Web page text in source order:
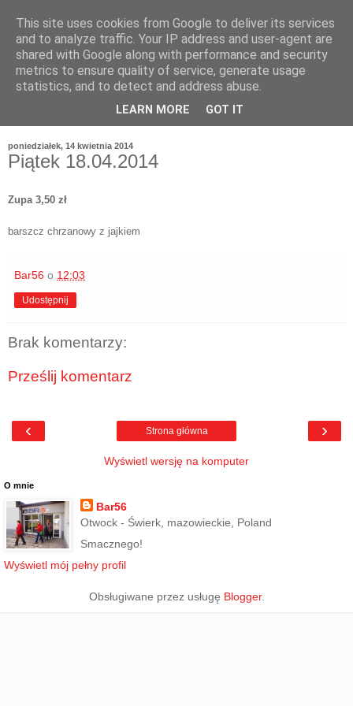
poniedziałek, 14 kwietnia 2014
Piątek 18.04.2014
Zupa 3,50 zł
barszcz chrzanowy z jajkiem
Bar56 o 12:03
Udostępnij
Brak komentarzy:
Prześlij komentarz
‹ ›
Strona główna
Wyświetl wersję na komputer
O mnie
Bar56
Otwock - Świerk, mazowieckie, Poland
Smacznego!
Wyświetl mój pełny profil
Obsługiwane przez usługę Blogger.
This site uses cookies from Google to deliver its services
and to analyze traffic. Your IP address and user-agent are
shared with Google along with performance and security
metrics to ensure quality of service, generate usage
statistics, and to detect and address abuse.
LEARN MORE GOT IT